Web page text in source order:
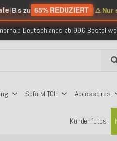
|Bis zu 65% REDUZIERT |⚠️ Nur
Deutschlands ab 99€
versendete Bestellungen
Klarna, PayPal & Amazon Pay
Sofa MITCH Accessoires
Kundenfotos